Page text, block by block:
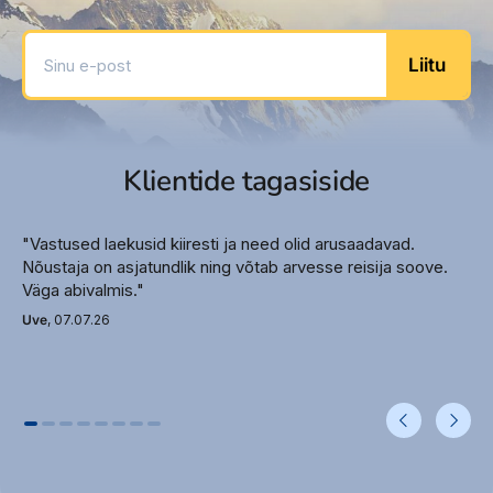
Päikesevarjud rannas (lisatasu eest)
Hotelli ametlik kategooria – 5*
Toa suurus umbes 34 m 2
Vann või dušš
WC
Föön
Hommikumantel
perioodiliselt)
Sinu e-post
Liitu
Klientide tagasiside
"Vastused laekusid kiiresti ja need olid arusaadavad.
Nõustaja on asjatundlik ning võtab arvesse reisija soove.
Väga abivalmis."
Uve, 07.07.26